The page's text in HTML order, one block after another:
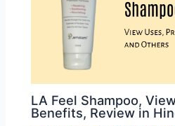
LA Feel Shampoo,
Benefits, Review in